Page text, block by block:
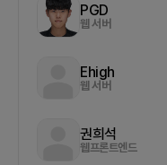
PGD
웹 서버
Ehigh
웹 서버
권희석
웹프론트엔드